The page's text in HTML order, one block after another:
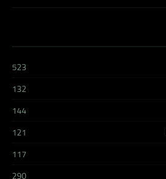
523
132
144
121
117
290